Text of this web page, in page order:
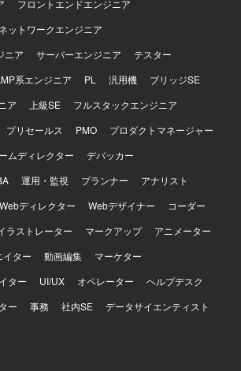
フロントエンドエンジニア
ネットワークエンジニア
ニア
サーバーエンジニア
テスター
系エンジニア PL 汎用機
ブリッジSE
ア 上級SE
フルスタックエンジニア
プリセールス PMO
プロダクトマネージャー
ムディレクター
デバッカー
運用・監視 プランナー
アナリスト
Webディレクター Webデザイナー
コーダー
ラストレーター マークアップ
アニメーター
イター 動画編集
マーケター
ター UI/UX オペレーター
ヘルプデスク
ー 事務 社内SE
データサイエンティスト